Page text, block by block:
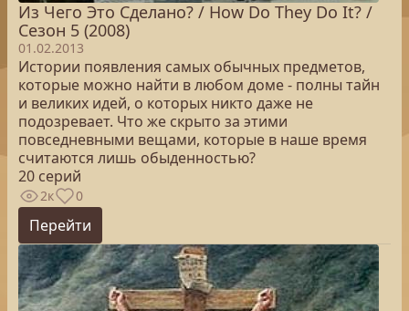
Из Чего Это Сделано? / How Do They Do It? /
Сезон 5 (2008)
01.02.2013
Истории появления самых обычных предметов,
которые можно найти в любом доме - полны тайн
и великих идей, о которых никто даже не
подозревает. Что же скрыто за этими
повседневными вещами, которые в наше время
считаются лишь обыденностью?
20 серий
2к 0
Перейти